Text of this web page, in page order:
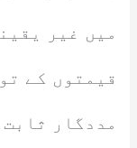
میں غیر
قیمتوں کے
مددگار